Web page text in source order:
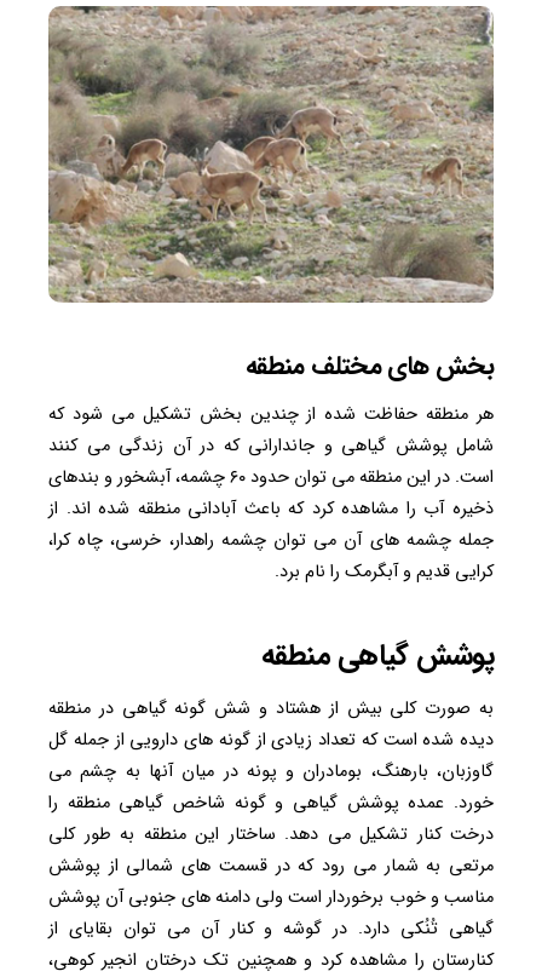
بخش های مختلف منطقه
هر منطقه حفاظت شده از چندین بخش تشکیل می شود که
شامل پوشش گیاهی و جاندارانی که در آن زندگی می کنند
است. در این منطقه می توان حدود ۶۰ چشمه، آبشخور و بندهای
ذخیره آب را مشاهده کرد که باعث آبادانی منطقه شده اند. از
جمله چشمه های آن می توان چشمه راهدار، خرسی، چاه کرا،
کرایی قدیم و آبگرمک را نام برد.
پوشش گیاهی منطقه
به صورت کلی بیش از هشتاد و شش گونه گیاهی در منطقه
دیده شده است که تعداد زیادی از گونه های دارویی از جمله گل
گاوزبان، بارهنگ، بومادران و پونه در میان آنها به چشم می
خورد. عمده پوشش گیاهی و گونه شاخص گیاهی منطقه را
درخت کنار تشکیل می دهد. ساختار این منطقه به طور کلی
مرتعی به شمار می رود که در قسمت های شمالی از پوشش
مناسب و خوب برخوردار است ولی دامنه های جنوبی آن پوشش
گیاهی تُنُکی دارد. در گوشه و کنار آن می توان بقایای از
کنارستان را مشاهده کرد و همچنین تک درختان انجیر کوهی،